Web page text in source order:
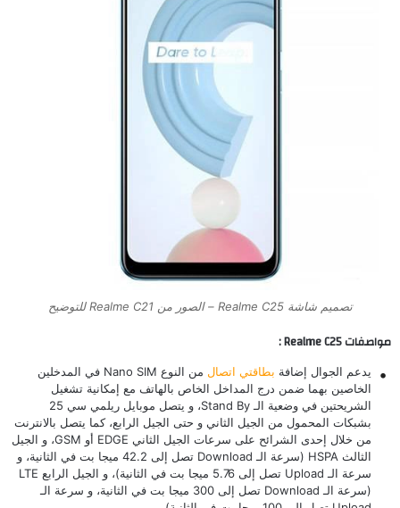
تصميم شاشة Realme C25 – الصور من Realme C21 للتوضيح
مواصفات Realme C25 :
يدعم الجوال إضافة بطاقتي اتصال
من النوع Nano SIM في المدخلين
الخاصين بهما ضمن درج المداخل الخاص بالهاتف مع إمكانية تشغيل
الشريحتين في وضعية الـ Stand By، و يتصل موبايل ريلمي سي 25
بشبكات المحمول من الجيل الثاني و حتى الجيل الرابع، كما يتصل بالانترنت
من خلال إحدى الشرائح على سرعات الجيل الثاني EDGE أو GSM، و الجيل
الثالث HSPA (سرعة الـ Download تصل إلى 42.2 ميجا بت في الثانية، و
سرعة الـ Upload تصل إلى 5.76 ميجا بت في الثانية)، و الجيل الرابع LTE
(سرعة الـ Download تصل إلى 300 ميجا بت في الثانية، و سرعة الـ